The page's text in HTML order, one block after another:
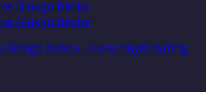
Ginkgo Biloba – Hoạt huyết dưỡng